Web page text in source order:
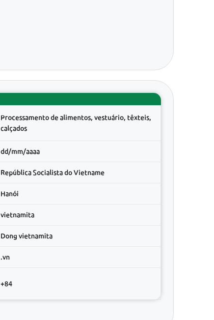
Processamento de alimentos, vestuário, têxteis,
calçados
dd/mm/aaaa
República Socialista do Vietname
Hanói
vietnamita
Dong vietnamita
.vn
+84